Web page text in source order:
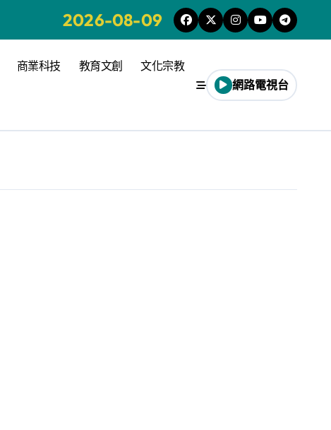
2026-08-09
商業科技 教育文創 文化宗教
網路電視台